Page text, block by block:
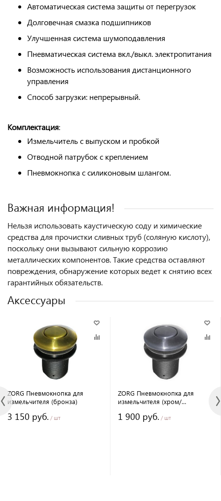
Автоматическая система защиты от перегрузок
Долговечная смазка подшипников
Улучшенная система шумоподавления
Пневматическая система вкл./выкл. электропитания
Возможность использования дистанционного
управления
Способ загрузки: непрерывный.
Комплектация:
Измельчитель с выпуском и пробкой
Отводной патрубок с креплением
Пневмокнопка с силиконовым шлангом.
Важная информация!
Нельзя использовать каустическую соду и химические
средства для прочистки сливных труб (соляную кислоту),
поскольку они вызывают сильную коррозию
металлических компонентов. Такие средства оставляют
повреждения, обнаружение которых ведет к снятию всех
гарантийных обязательств.
Аксессуары
ZORG Пневмокнопка для
измельчителя (бронза)
3 150 руб. / шт
ZORG Пневмокнопка для
измельчителя (хром/
1 900 руб. / шт